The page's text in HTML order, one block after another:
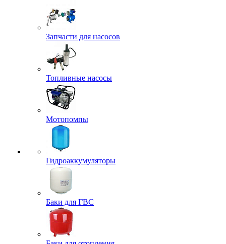
Запчасти для насосов
Топливные насосы
Мотопомпы
Гидроаккумуляторы
Баки для ГВС